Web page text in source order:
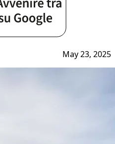
May 23, 2025